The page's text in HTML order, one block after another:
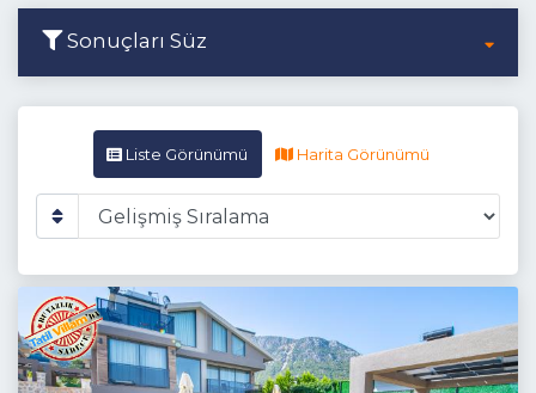
Sonuçları Süz
Liste Görünümü Harita Görünümü